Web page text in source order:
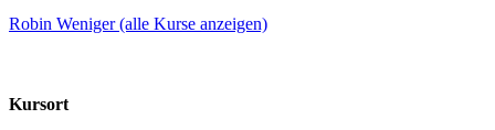
Robin Weniger (alle Kurse anzeigen)
Kursort